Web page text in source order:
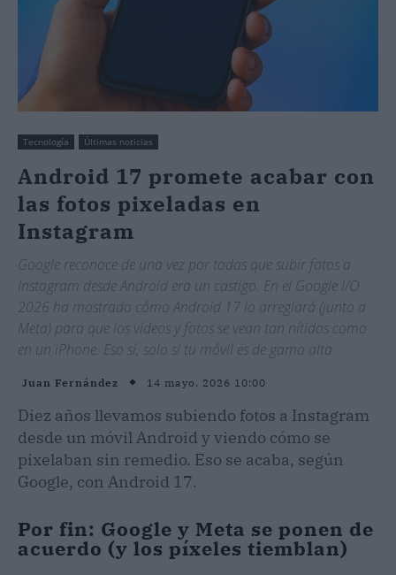
Tecnología Últimas noticias
Android 17 promete acabar con
las fotos pixeladas en
Instagram
Google reconoce de una vez por todas que subir fotos a
Instagram desde Android era un castigo. En el Google I/O
2026 ha mostrado cómo Android 17 lo arreglará (junto a
Meta) para que los vídeos y fotos se vean tan nítidos como
en un iPhone. Eso sí, solo si tu móvil es de gama alta
Juan Fernández 14 mayo, 2026 10:00
Diez años llevamos subiendo fotos a Instagram
desde un móvil Android y viendo cómo se
pixelaban sin remedio. Eso se acaba, según
Google, con Android 17.
Por fin: Google y Meta se ponen de
acuerdo (y los píxeles tiemblan)